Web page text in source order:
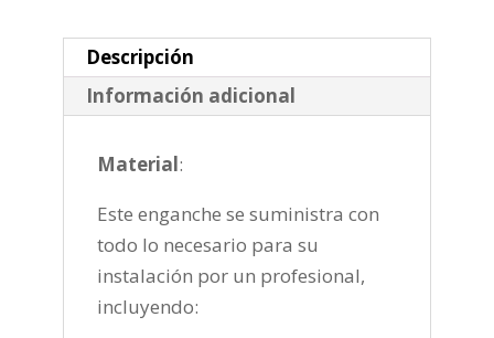
2005-
2010
Descripción
Información adicional
Material:
Este enganche se suministra con
todo lo necesario para su
instalación por un profesional,
incluyendo: